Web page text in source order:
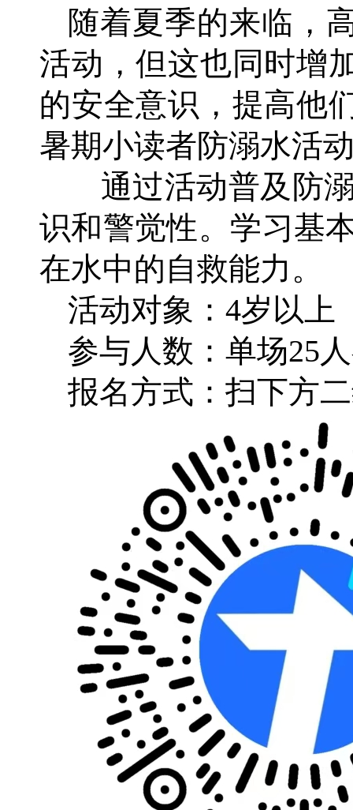
随着夏季的来临，
活动，但这也同时增
的安全意识，提高他
暑期小读者防溺水活
通过活动普及防
识和警觉性。学习基
在水中的自救能力。
活动对象：4岁以上
参与人数：单场25
报名方式：扫下方